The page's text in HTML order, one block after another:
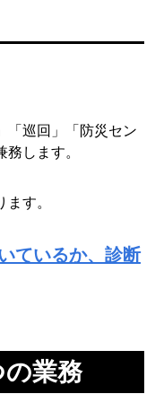
「巡回」「防災セン
します。
す。
ているか、診断
の業務